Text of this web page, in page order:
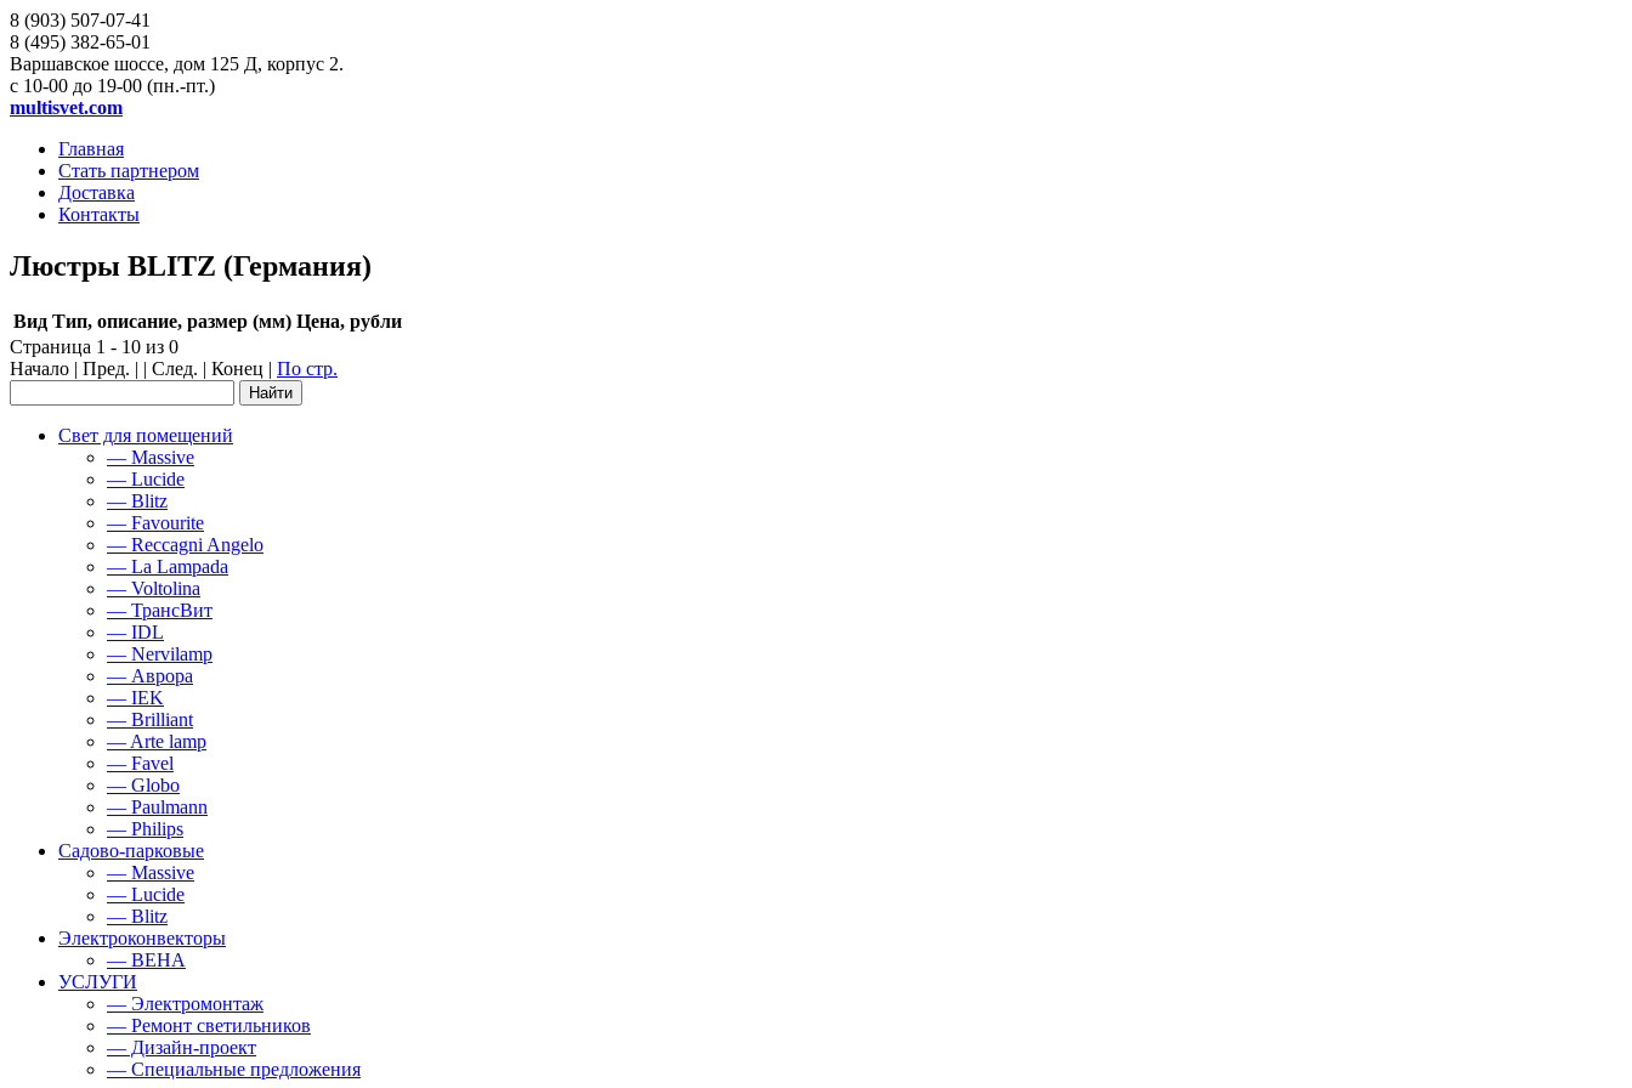
8 (903) 507-07-41
8 (495) 382-65-01
Варшавское шоссе, дом 125 Д, корпус 2.
с 10-00 до 19-00 (пн.-пт.)
multisvet.com
Главная
Стать партнером
Доставка
Контакты
Люстры BLITZ (Германия)
Вид Тип, описание, размер (мм) Цена, рубли
Страница 1 - 10 из 0
Начало | Пред. | | След. | Конец | По стр.
Свет для помещений
— Massive
— Lucide
— Blitz
— Favourite
— Reccagni Angelo
— La Lampada
— Voltolina
— ТрансВит
— IDL
— Nervilamp
— Аврора
— IEK
— Brilliant
— Arte lamp
— Favel
— Globo
— Paulmann
— Philips
Садово-парковые
— Massive
— Lucide
— Blitz
Электроконвекторы
— BEHA
УСЛУГИ
— Электромонтаж
— Ремонт светильников
— Дизайн-проект
— Специальные предложения